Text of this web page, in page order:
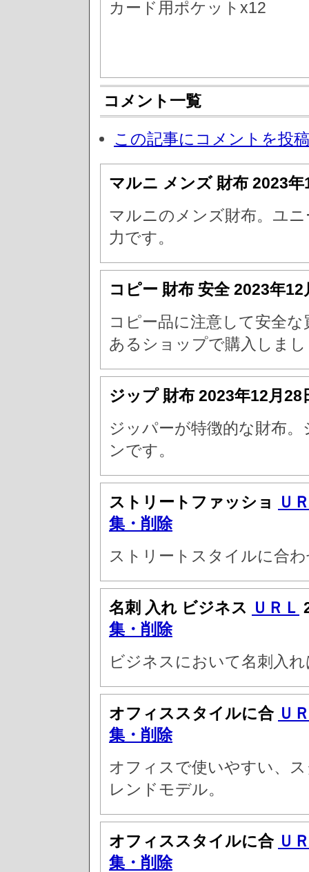
カード用ポケットx12
コメント一覧
この記事にコメントを投
マルニ メンズ 財布 2023
マルニのメンズ財布。ユ
力です。
コピー 財布 安全2023年
コピー品に注意して安全
あるショップで購入しま
ジップ 財布 2023年12月
ジッパーが特徴的な財布
ンです。
ストリートファッショ
Ｕ
集・削除
ストリートスタイルに合
名刺 入れ ビジネス ＵＲＬ
集・削除
ビジネスにおいて名刺入
オフィススタイルに合 Ｕ
集・削除
オフィスで使いやすい、
レンドモデル。
オフィススタイルに合 Ｕ
集・削除